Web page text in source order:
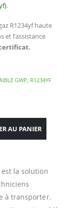
.
R1234yf haute
l’assistance
GWP R1234YF
AU PANIER
la solution
à transporter.